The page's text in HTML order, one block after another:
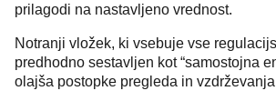
prilagodi na nastavljeno vrednost.
Notranji vložek, ki vsebuje vse
predhodno sestavljen kot “samostojna
olajša postopke pregleda in